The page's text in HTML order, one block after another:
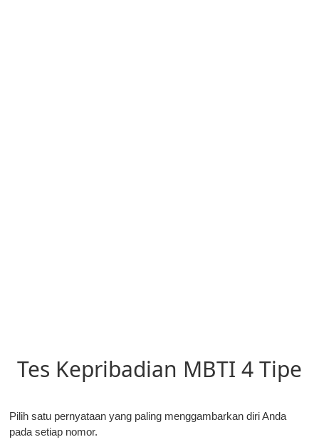
Tes Kepribadian MBTI 4 Tipe
Pilih satu pernyataan yang paling menggambarkan diri Anda
pada setiap nomor.